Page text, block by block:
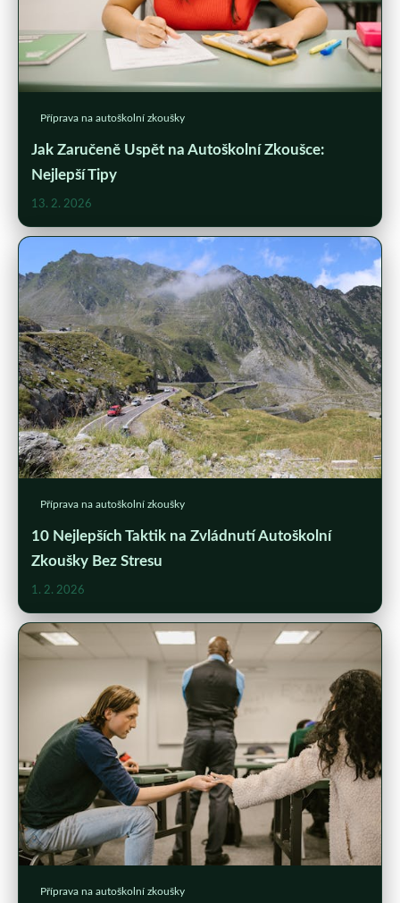
Příprava na autoškolní zkoušky
Jak Zaručeně Uspět na Autoškolní Zkoušce:
Nejlepší Tipy
13. 2. 2026
Příprava na autoškolní zkoušky
10 Nejlepších Taktik na Zvládnutí Autoškolní
Zkoušky Bez Stresu
1. 2. 2026
Příprava na autoškolní zkoušky